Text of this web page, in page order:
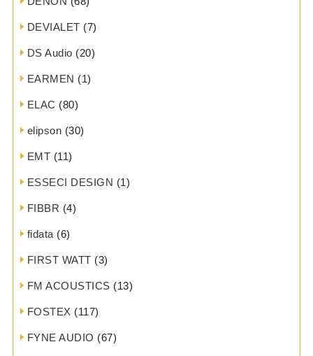
DEVIALET (7)
DS Audio (20)
EARMEN (1)
ELAC (80)
elipson (30)
EMT (11)
ESSECI DESIGN (1)
FIBBR (4)
fidata (6)
FIRST WATT (3)
FM ACOUSTICS (13)
FOSTEX (117)
FYNE AUDIO (67)